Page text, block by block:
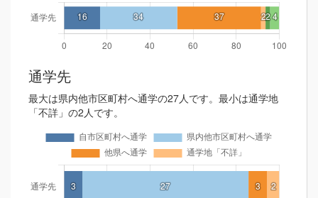
通学先
最大は県内他市区町村へ通学の27人です。最小は通学地
「不詳」の2人です。